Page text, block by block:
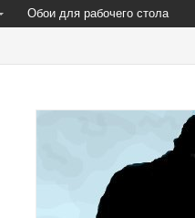
Обои для рабочего стола